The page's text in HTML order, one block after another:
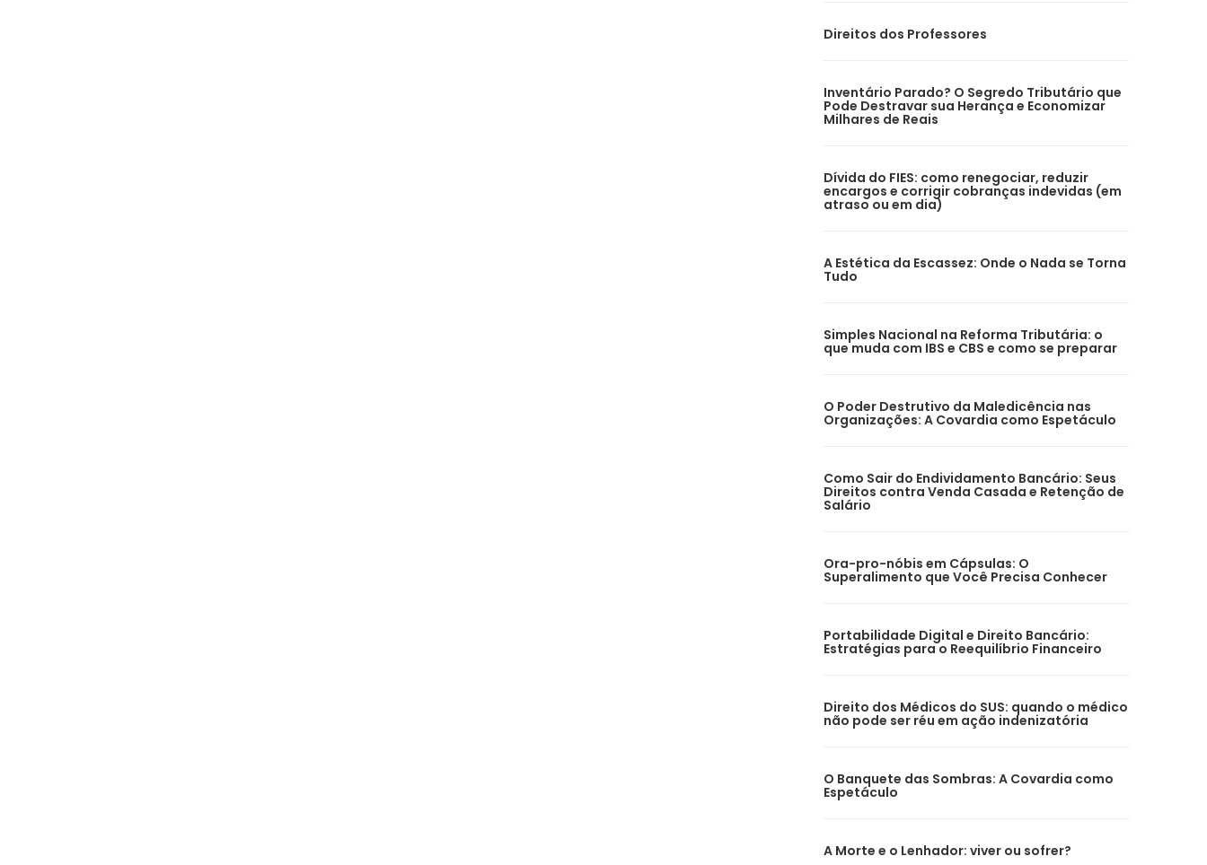
Direitos dos Professores
Inventário Parado? O Segredo Tributário que
Pode Destravar sua Herança e Economizar
Milhares de Reais
Dívida do FIES: como renegociar, reduzir
encargos e corrigir cobranças indevidas (em
atraso ou em dia)
A Estética da Escassez: Onde o Nada se Torna
Tudo
Simples Nacional na Reforma Tributária: o
que muda com IBS e CBS e como se preparar
O Poder Destrutivo da Maledicência nas
Organizações: A Covardia como Espetáculo
Como Sair do Endividamento Bancário: Seus
Direitos contra Venda Casada e Retenção de
Salário
Ora-pro-nóbis em Cápsulas: O
Superalimento que Você Precisa Conhecer
Portabilidade Digital e Direito Bancário:
Estratégias para o Reequilíbrio Financeiro
Direito dos Médicos do SUS: quando o médico
não pode ser réu em ação indenizatória
O Banquete das Sombras: A Covardia como
Espetáculo
A Morte e o Lenhador: viver ou sofrer?